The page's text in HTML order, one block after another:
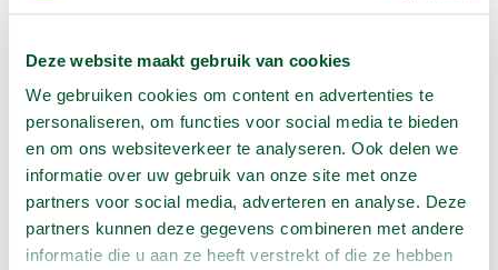
Deze website maakt gebruik van cookies
We gebruiken cookies om content en advertenties te
personaliseren, om functies voor social media te bieden
en om ons websiteverkeer te analyseren. Ook delen we
informatie over uw gebruik van onze site met onze
partners voor social media, adverteren en analyse. Deze
partners kunnen deze gegevens combineren met andere
informatie die u aan ze heeft verstrekt of die ze hebben
Geen klantenkaart wél korting
Bezorg-ophaal service
Avond van te voren halen; geen probleem
Specialistische machines
Producteigenschappen